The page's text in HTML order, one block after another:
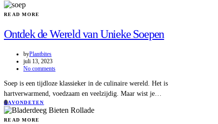
READ MORE
Ontdek de Wereld van Unieke Soepen
byPlantbites
juli 13, 2023
No comments
Soep is een tijdloze klassieker in de culinaire wereld. Het is
hartverwarmend, voedzaam en veelzijdig. Maar wist je…
AAVONDETEN
READ MORE